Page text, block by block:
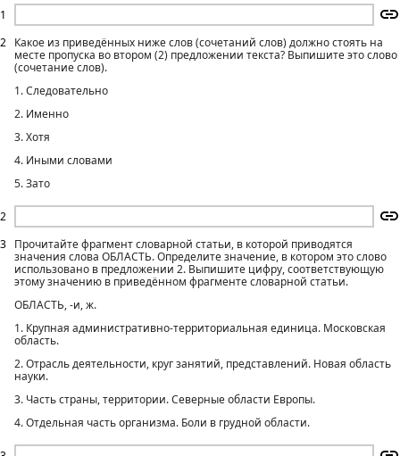
1
2
2
Какое из приведённых ниже слов (сочетаний слов) должно стоять на
месте пропуска во втором (2) предложении текста? Выпишите это слово
(сочетание слов).
1. Следовательно
2. Именно
3. Хотя
4. Иными словами
5. Зато
3
Прочитайте фрагмент словарной статьи, в которой приводятся
значения слова ОБЛАСТЬ. Определите значение, в котором это слово
использовано в предложении 2. Выпишите цифру, соответствующую
этому значению в приведённом фрагменте словарной статьи.
ОБЛАСТЬ, -и, ж.
1. Крупная административно-территориальная единица. Московская
область.
2. Отрасль деятельности, круг занятий, представлений. Новая область
науки.
3. Часть страны, территории. Северные области Европы.
4. Отдельная часть организма. Боли в грудной области.